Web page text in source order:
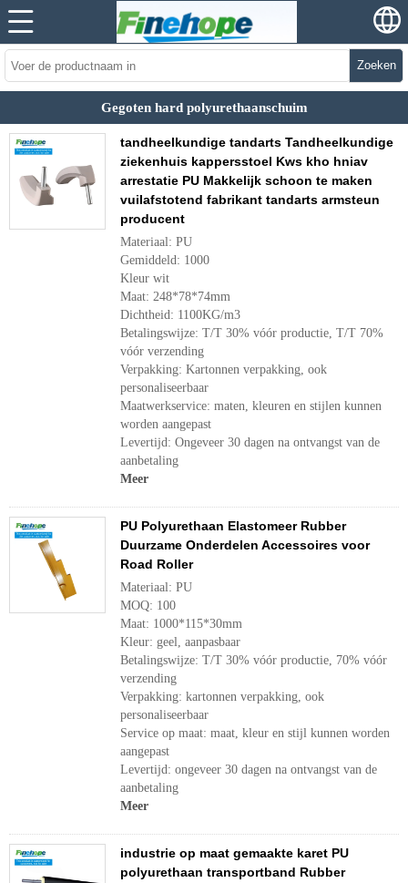
Zoeken
Gegoten hard polyurethaanschuim
tandheelkundige tandarts Tandheelkundige
ziekenhuis kappersstoel Kws kho hniav
arrestatie PU Makkelijk schoon te maken
vuilafstotend fabrikant tandarts armsteun
producent
Materiaal: PU
Gemiddeld: 1000
Kleur wit
Maat: 248*78*74mm
Dichtheid: 1100KG/m3
Betalingswijze: T/T 30% vóór productie, T/T 70%
vóór verzending
Verpakking: Kartonnen verpakking, ook
personaliseerbaar
Maatwerkservice: maten, kleuren en stijlen kunnen
worden aangepast
Levertijd: Ongeveer 30 dagen na ontvangst van de
aanbetaling
Meer
PU Polyurethaan Elastomeer Rubber
Duurzame Onderdelen Accessoires voor
Road Roller
Materiaal: PU
MOQ: 100
Maat: 1000*115*30mm
Kleur: geel, aanpasbaar
Betalingswijze: T/T 30% vóór productie, 70% vóór
verzending
Verpakking: kartonnen verpakking, ook
personaliseerbaar
Service op maat: maat, kleur en stijl kunnen worden
aangepast
Levertijd: ongeveer 30 dagen na ontvangst van de
aanbetaling
Meer
industrie op maat gemaakte karet PU
polyurethaan transportband Rubber